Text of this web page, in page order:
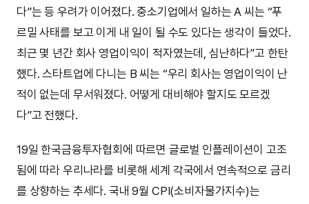
다”는 등 우려가 이어졌다. 중소기업에서 일하는 A 씨는 “푸
르밀 사태를 보고 이게 내 일이 될 수도 있다는 생각이 들었다.
최근 몇 년간 회사 영업이익이 적자였는데, 심난하다”고 한탄
했다. 스타트업에 다니는 B 씨는 “우리 회사는 영업이익이 난
적이 없는데 무서워졌다. 어떻게 대비해야 할지도 모르겠
다”고 전했다.
19일 한국금융투자협회에 따르면 글로벌 인플레이션이 고조
됨에 따라 우리나라를 비롯해 세계 각국에서 연속적으로 금리
를 상향하는 추세다. 국내 9월 CPI(소비자물가지수)는